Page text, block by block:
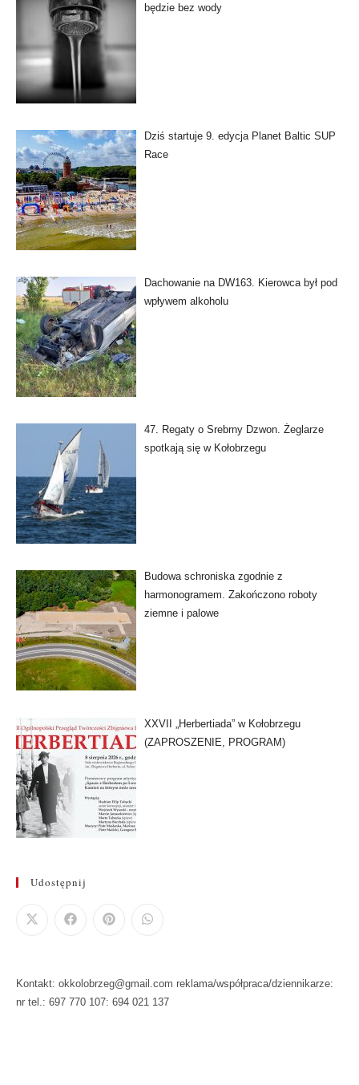
będzie bez wody
Dziś startuje 9. edycja Planet Baltic SUP
Race
Dachowanie na DW163. Kierowca był pod
wpływem alkoholu
47. Regaty o Srebrny Dzwon. Żeglarze
spotkają się w Kołobrzegu
Budowa schroniska zgodnie z
harmonogramem. Zakończono roboty
ziemne i palowe
XXVII „Herbertiada” w Kołobrzegu
(ZAPROSZENIE, PROGRAM)
Udostępnij
Kontakt: okkolobrzeg@gmail.com reklama/współpraca/dziennikarze:
nr tel.: 697 770 107: 694 021 137